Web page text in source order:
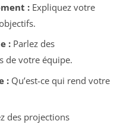
:Expliquez votre
:Parlez des
de votre équipe.
:Qu’est-ce qui rend votre
des projections